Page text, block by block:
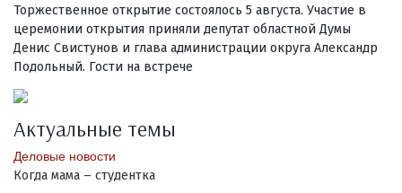
Торжественное открытие состоялось 5 августа. Участие в
церемонии открытия приняли депутат областной Думы
Денис Свистунов и глава администрации округа Александр
Подольный. Гости на встрече
Актуальные темы
Деловые новости
Когда мама – студентка